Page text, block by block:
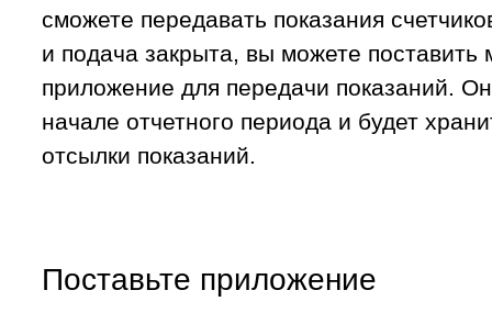
сможете передавать показания
и подача закрыта, вы можете поставить
приложение для передачи показаний.
начале отчетного периода и будет
отсылки показаний.
Поставьте приложение